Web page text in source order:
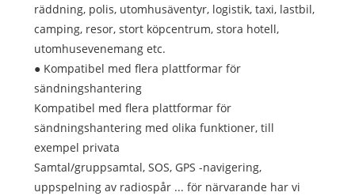
räddning, polis, utomhusäventyr, logistik, taxi, lastbil,
camping, resor, stort köpcentrum, stora hotell,
utomhusevenemang etc.
● Kompatibel med flera plattformar för
sändningshantering
Kompatibel med flera plattformar för
sändningshantering med olika funktioner, till
exempel privata
Samtal/gruppsamtal, SOS, GPS -navigering,
uppspelning av radiospår ... för närvarande har vi